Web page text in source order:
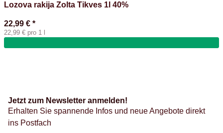
Lozova rakija Zolta Tikves 1l 40%
22,99 € *
22,99 € pro 1 l
Jetzt zum Newsletter anmelden!
Erhalten Sie spannende Infos und neue Angebote direkt
ins Postfach